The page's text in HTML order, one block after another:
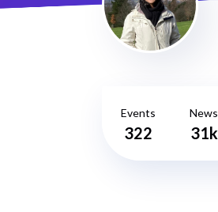
Events
322
News
31k